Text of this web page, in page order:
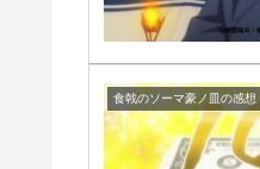
食戟のソーマ豪ノ皿の感想